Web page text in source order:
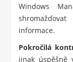
Windows
informace.
Pokročilá
jinak úspěšně